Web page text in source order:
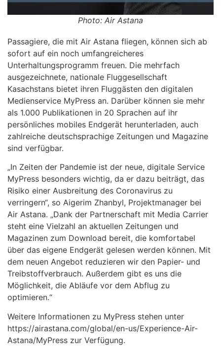
Photo: Air Astana
Passagiere, die mit Air Astana fliegen, können sich ab
sofort auf ein noch umfangreicheres
Unterhaltungsprogramm freuen. Die mehrfach
ausgezeichnete, nationale Fluggesellschaft
Kasachstans bietet ihren Fluggästen den digitalen
Medienservice MyPress an. Darüber können sie mehr
als 1.000 Publikationen in 20 Sprachen auf ihr
persönliches mobiles Endgerät herunterladen, auch
zahlreiche deutschsprachige Zeitungen und Magazine
sind verfügbar.
„In Zeiten der Pandemie ist der neue, digitale Service
MyPress besonders wichtig, da er dazu beiträgt, das
Risiko einer Ausbreitung des Coronavirus zu
verringern“, so Aigerim Zhanbyl, Projektmanager bei
Air Astana. „Dank der Partnerschaft mit Media Carrier
steht eine Vielzahl an aktuellen Zeitungen und
Magazinen zum Download bereit, die komfortabel
über das eigene Endgerät gelesen werden können. Mit
dem neuen Angebot reduzieren wir den Papier- und
Treibstoffverbrauch. Außerdem gibt es uns die
Möglichkeit, die Abläufe vor dem Abflug zu
optimieren.“
Weitere Informationen zu MyPress stehen unter
https://airastana.com/global/en-us/Experience-Air-
Astana/MyPress zur Verfügung.